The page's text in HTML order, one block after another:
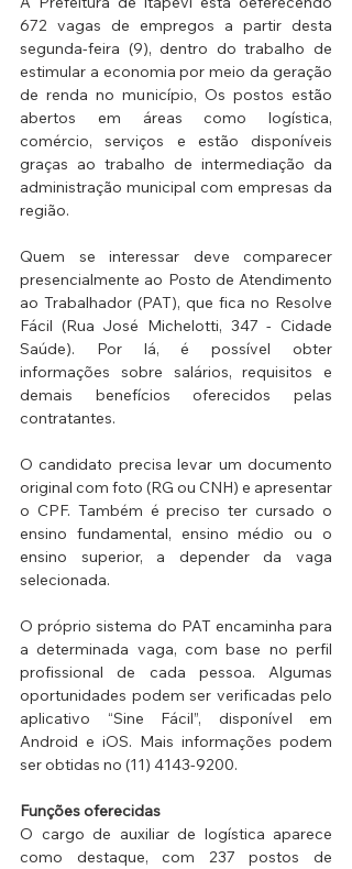
672 vagas de empregos a partir desta
segunda-feira (9), dentro do trabalho de
estimular a economia por meio da geração
de renda no município, Os postos estão
abertos em áreas como logística,
comércio, serviços e estão disponíveis
graças ao trabalho de intermediação da
administração municipal com empresas da
região.
Quem se interessar deve comparecer
presencialmente ao Posto de Atendimento
ao Trabalhador (PAT), que fica no Resolve
Fácil (Rua José Michelotti, 347 - Cidade
Saúde). Por lá, é possível obter
informações sobre salários, requisitos e
demais benefícios oferecidos pelas
contratantes.
O candidato precisa levar um documento
original com foto (RG ou CNH) e apresentar
o CPF. Também é preciso ter cursado o
ensino fundamental, ensino médio ou o
ensino superior, a depender da vaga
selecionada.
O próprio sistema do PAT encaminha para
a determinada vaga, com base no perfil
profissional de cada pessoa. Algumas
oportunidades podem ser verificadas pelo
aplicativo “Sine Fácil”, disponível em
Android e iOS. Mais informações podem
ser obtidas no (11) 4143-9200.
Funções oferecidas
O cargo de auxiliar de logística aparece
como destaque, com 237 postos de